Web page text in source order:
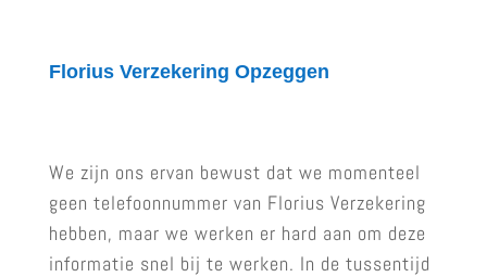
Florius Verzekering Opzeggen
We zijn ons ervan bewust dat we momenteel
geen telefoonnummer van Florius Verzekering
hebben, maar we werken er hard aan om deze
informatie snel bij te werken. In de tussentijd